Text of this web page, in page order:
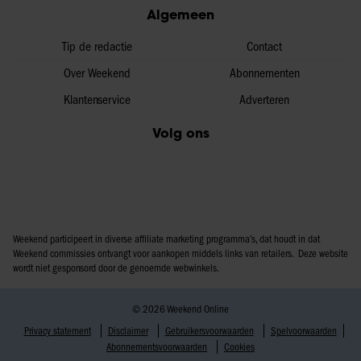
Algemeen
Tip de redactie
Over Weekend
Klantenservice
Contact
Abonnementen
Adverteren
Volg ons
Weekend participeert in diverse affiliate marketing programma’s, dat houdt in dat
Weekend commissies ontvangt voor aankopen middels links van retailers. Deze website
wordt niet gesponsord door de genoemde webwinkels.
© 2026 Weekend Online
Privacy statement
Disclaimer Gebruikersvoorwaarden
Spelvoorwaarden
Abonnementsvoorwaarden
Cookies